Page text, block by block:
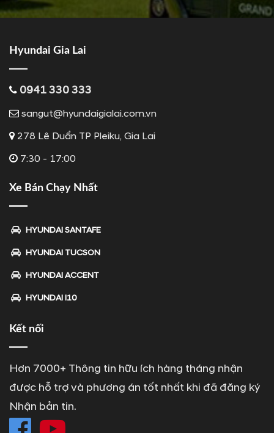
Hyundai Gia Lai
0941 330 333
sangut@hyundaigialai.com.vn
278 Lê Duẩn TP Pleiku, Gia Lai
7:30 - 17:00
Xe Bán Chạy Nhất
HYUNDAI SANTAFE
HYUNDAI TUCSON
HYUNDAI ACCENT
HYUNDAI I10
Kết nối
Hơn 7000+ Thông tin hữu ích hàng tháng nhận
được hỗ trợ và phương án tốt nhất khi đã đăng ký
Nhận bản tin.